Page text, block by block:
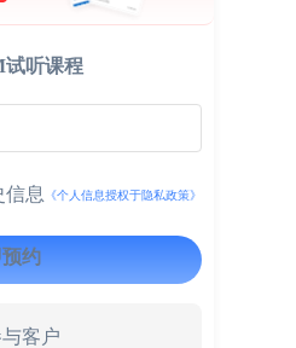
听课程
信息 《个人信息授权于隐私政策》
约
客户
1天前